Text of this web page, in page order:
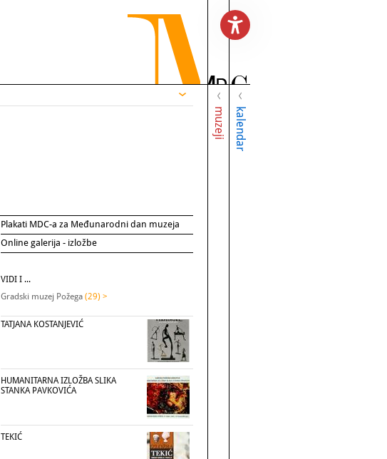
muzeji kalendar
Plakati MDC-a za Međunarodni dan muzeja
Online galerija - izložbe
VIDI I ...
Gradski muzej Požega (29) >
TATJANA KOSTANJEVIĆ
HUMANITARNA IZLOŽBA SLIKA
STANKA PAVKOVIĆA
TEKIĆ